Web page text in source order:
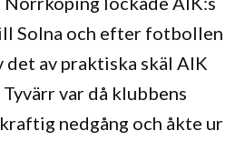
Solna och efter fotbollen
det av praktiska skäl AIK
Tyvärr var då klubbens
nedgång och åkte ur